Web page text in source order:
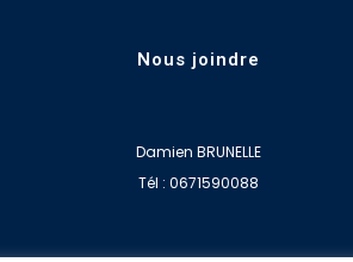
Nous joindre
Damien BRUNELLE
Tél : 0671590088